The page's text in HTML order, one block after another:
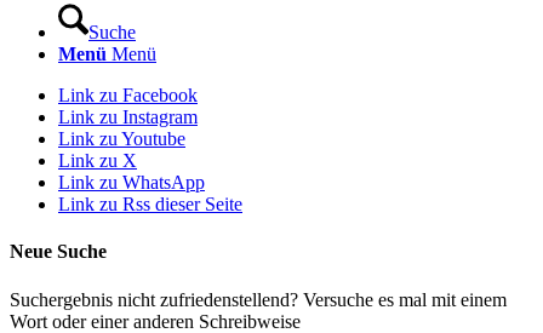
Suche
Menü Menü
Link zu Facebook
Link zu Instagram
Link zu Youtube
Link zu X
Link zu WhatsApp
Link zu Rss dieser Seite
Neue Suche
Suchergebnis nicht zufriedenstellend? Versuche es mal mit einem
Wort oder einer anderen Schreibweise